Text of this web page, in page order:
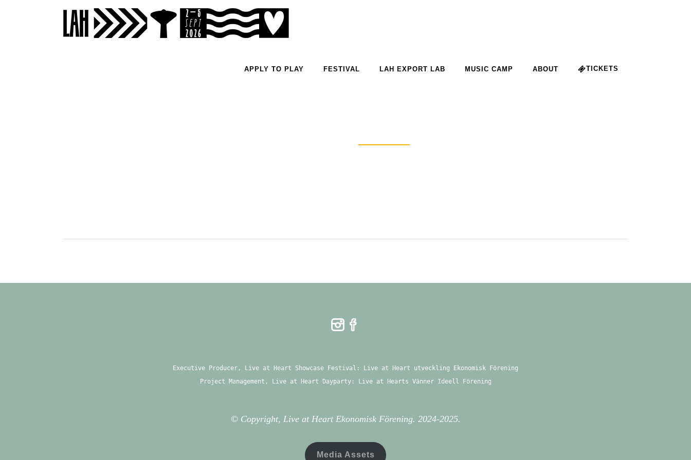
APPLY TO PLAY FESTIVAL LAH EXPORT LAB MUSIC CAMP ABOUT TICKETS
Executive Producer, Live at Heart Showcase Festival: Live at Heart utveckling Ekonomisk Förening
Project Management, Live at Heart Dayparty: Live at Hearts Vänner Ideell Förening
© Copyright, Live at Heart Ekonomisk Förening. 2024-2025.
Media Assets